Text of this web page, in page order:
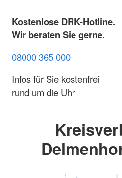
Kostenlose DRK-Hotline.
Wir beraten Sie gerne.
08000 365 000
Infos für Sie kostenfrei
rund um die Uhr